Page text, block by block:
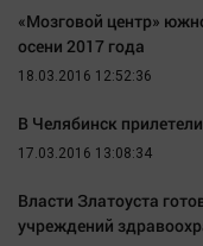
«Мозговой центр»
осени 2017 года
18.03.2016 12:52:36
В Челябинск
17.03.2016 13:08:34
Власти Златоуста
учреждений